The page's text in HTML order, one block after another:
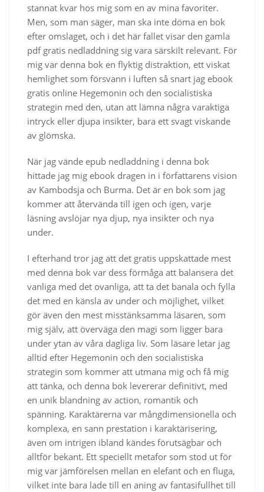
stannat kvar hos mig som en av mina favoriter.
Men, som man säger, man ska inte döma en bok
efter omslaget, och i det här fallet visar den gamla
pdf gratis nedladdning sig vara särskilt relevant. För
mig var denna bok en flyktig distraktion, ett viskat
hemlighet som försvann i luften så snart jag ebook
gratis online Hegemonin och den socialistiska
strategin med den, utan att lämna några varaktiga
intryck eller djupa insikter, bara ett svagt viskande
av glömska.
När jag vände epub nedladdning i denna bok
hittade jag mig ebook dragen in i författarens vision
av Kambodsja och Burma. Det är en bok som jag
kommer att återvända till igen och igen, varje
läsning avslöjar nya djup, nya insikter och nya
under.
I efterhand tror jag att det gratis uppskattade mest
med denna bok var dess förmåga att balansera det
vanliga med det ovanliga, att ta det banala och fylla
det med en känsla av under och möjlighet, vilket
gör även den mest misstänksamma läsaren, som
mig själv, att överväga den magi som ligger bara
under ytan av våra dagliga liv. Som läsare letar jag
alltid efter Hegemonin och den socialistiska
strategin som kommer att utmana mig och få mig
att tänka, och denna bok levererar definitivt, med
en unik blandning av action, romantik och
spänning. Karaktärerna var mångdimensionella och
komplexa, en sann prestation i karaktärisering,
även om intrigen ibland kändes förutsägbar och
alltför bekant. Ett speciellt metafor som stod ut för
mig var jämförelsen mellan en elefant och en fluga,
vilket inte bara lade till en aning av fantasifullhet till